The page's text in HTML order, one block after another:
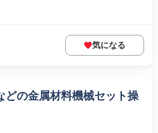
気になる
どの金属材料機械セット操